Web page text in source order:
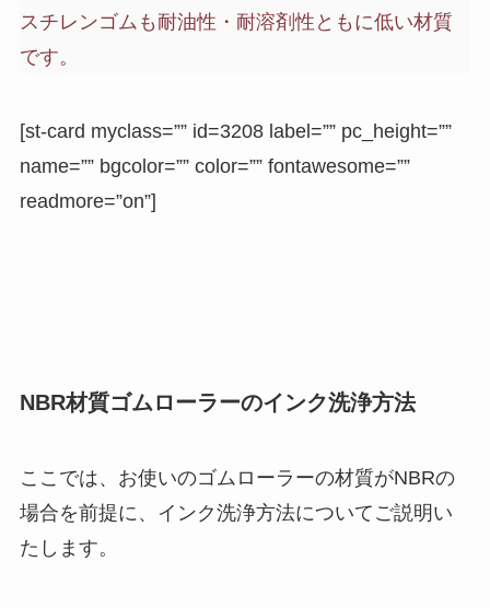
スチレンゴムも耐油性・耐溶剤性ともに低い材質
です。
[st-card myclass=”” id=3208 label=”” pc_height=””
name=”” bgcolor=”” color=”” fontawesome=””
readmore=”on”]
NBR材質ゴムローラーのインク洗浄方法
ここでは、お使いのゴムローラーの材質がNBRの
場合を前提に、インク洗浄方法についてご説明い
たします。